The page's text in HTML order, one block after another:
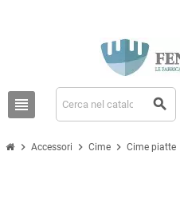
view_headline search
chevron_right Accessori chevron_right Cime chevron_right Cime piatte